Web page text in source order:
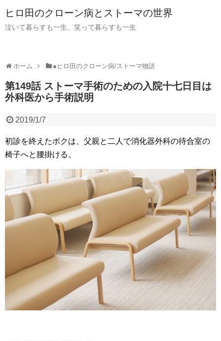
ヒロ田のクローン病とストーマの世界
泣いて暮らすも一生、笑って暮らすも一生
ホーム ●ヒロ田のクローン病/ストーマ物語
第149話 ストーマ手術のための入院十七日目は
外科医から手術説明
2019/1/7
初診を終えたボクは、父親と二人で消化器外科の待合室の
椅子へと腰掛ける。